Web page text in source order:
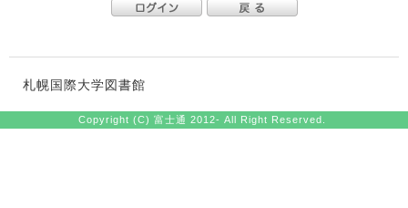
札幌国際大学図書館
Copyright (C) 富士通 2012- All Right Reserved.